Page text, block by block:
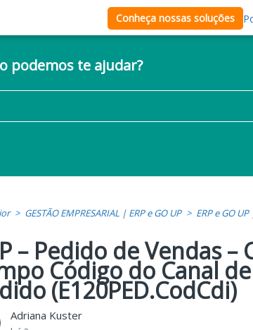
Conheça nossas soluções
podemos te ajudar?
GESTÃO EMPRESARIAL | ERP e GO UP ERP e GO
– Pedido de Vendas
Código do Canal
(E120PED.CodCdi)
Adriana Kuster